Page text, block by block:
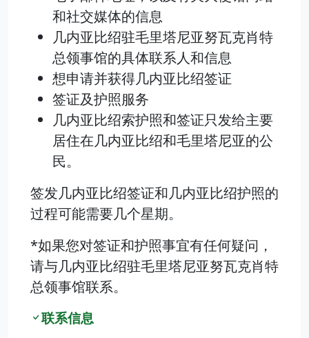
和社交媒体的信息
几内亚比绍驻毛里塔尼亚努瓦克肖特
总领事馆的具体联系人和信息
想申请并获得几内亚比绍签证
签证及护照服务
几内亚比绍索护照和签证只发给主要
居住在几内亚比绍和毛里塔尼亚的公
民。
签发几内亚比绍签证和几内亚比绍护照的
过程可能需要几个星期。
*如果您对签证和护照事宜有任何疑问，
请与几内亚比绍驻毛里塔尼亚努瓦克肖特
总领事馆联系。
联系信息